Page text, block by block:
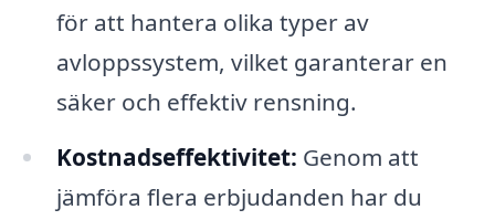
för att hantera olika typer av
avloppssystem, vilket garanterar en
säker och effektiv rensning.
Kostnadseffektivitet: Genom att
jämföra flera erbjudanden har du